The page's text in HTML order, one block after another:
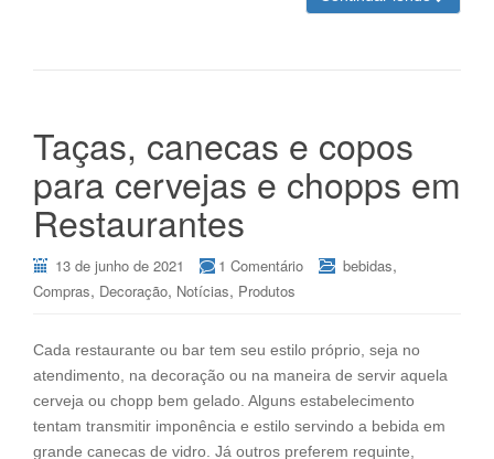
Taças, canecas e copos
para cervejas e chopps em
Restaurantes
13 de junho de 2021 1 Comentário bebidas,
Compras, Decoração, Notícias, Produtos
Cada restaurante ou bar tem seu estilo próprio, seja no
atendimento, na decoração ou na maneira de servir aquela
cerveja ou chopp bem gelado. Alguns estabelecimento
tentam transmitir imponência e estilo servindo a bebida em
grande canecas de vidro. Já outros preferem requinte,